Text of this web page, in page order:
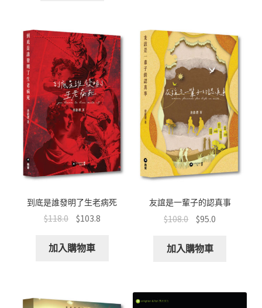
到底是誰發明了生老病死
$118.0 $103.8
加入購物車
友誼是一輩子的認真事
$108.0 $95.0
加入購物車